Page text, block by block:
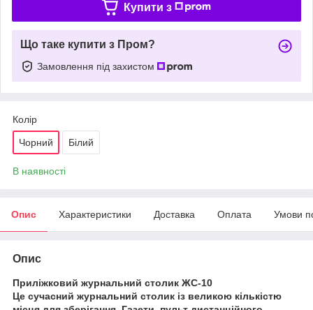
Купити з
Що таке купити з Пром?
Замовлення під захистом
Колір
Чорний Білий
В наявності
Опис Характеристики Доставка Оплата Умови
Опис
Приліжковий журнальний столик ЖС-10
Це сучасний журнальний столик із великою кількістю